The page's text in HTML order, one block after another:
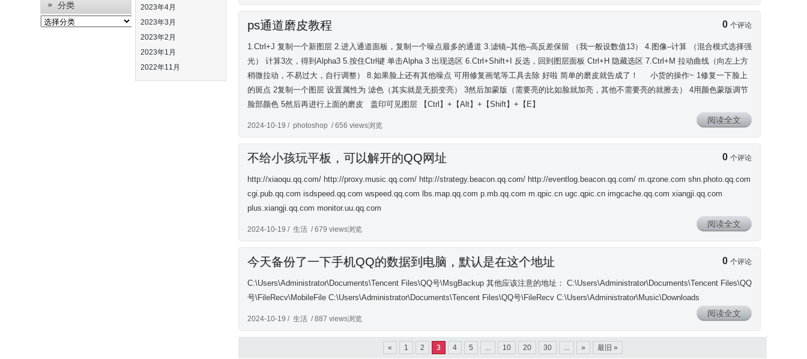
ps通道磨皮教程 0个评论
1.Ctrl+J 复制一个新图层 2.进入通道面板，复制一个噪点最多的通道 3.滤镜–其他–高反差保留 （我一般设数值13） 4.图像–计算 （混合模式选择强
光） 计算3次，得到Alpha3 5.按住Ctrl键 单击Alpha 3 出现选区 6.Ctrl+Shift+I 反选，回到图层面板 Ctrl+H 隐藏选区 7.Ctrl+M 拉动曲线（向左上方
稍微拉动，不易过大，自行调整） 8.如果脸上还有其他噪点 可用修复画笔等工具去除 好啦 简单的磨皮就告成了！ 小货的操作~ 1修复一下脸上
的斑点 2复制一个图层 设置属性为 滤色（其实就是无损变亮） 3然后加蒙版（需要亮的比如脸就加亮，其他不需要亮的就擦去） 4用颜色蒙版调节
脸部颜色 5然后再进行上面的磨皮 盖印可见图层 【Ctrl】+【Alt】+【Shift】+【E】
2024-10-19 / photoshop / 656 views浏览
阅读全文
不给小孩玩平板，可以解开的QQ网址 0个评论
http://xiaoqu.qq.com/ http://proxy.music.qq.com/ http://strategy.beacon.qq.com/ http://eventlog.beacon.qq.com/ m.qzone.com shn.photo.qq.com
cgi.pub.qq.com isdspeed.qq.com wspeed.qq.com lbs.map.qq.com p.mb.qq.com m.qpic.cn ugc.qpic.cn imgcache.qq.com xiangji.qq.com
plus.xiangji.qq.com monitor.uu.qq.com
2024-10-19 / 生活 / 679 views浏览
阅读全文
今天备份了一下手机QQ的数据到电脑，默认是在这个地址 0个评论
C:\Users\Administrator\Documents\Tencent Files\QQ号\MsgBackup 其他应该注意的地址： C:\Users\Administrator\Documents\Tencent Files\QQ
号\FileRecv\MobileFile C:\Users\Administrator\Documents\Tencent Files\QQ号\FileRecv C:\Users\Administrator\Music\Downloads
2024-10-19 / 生活 / 887 views浏览
阅读全文
« 1 2 3 4 5 ... 10 20 30 ... » 最旧 »
分类
分
类
2023年4月
2023年3月
2023年2月
2023年1月
2022年11月